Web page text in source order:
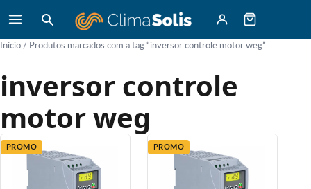
Início / Produtos marcados com a tag “inversor controle motor weg”
inversor controle
motor weg
PROMO PROMO